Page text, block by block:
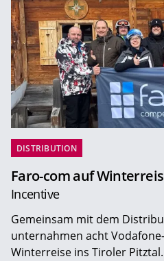
DISTRIBUTION
Faro-com auf
Incentive
Gemeinsam mit dem
unternahmen acht
Winterreise ins Tiroler Pitztal.